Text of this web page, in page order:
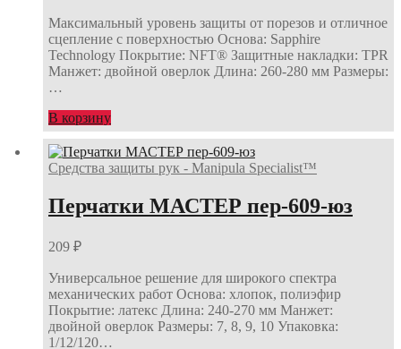
Максимальный уровень защиты от порезов и отличное
сцепление с поверхностью Основа: Sapphire
Technology Покрытие: NFT® Защитные накладки: TPR
Манжет: двойной оверлок Длина: 260-280 мм Размеры:
…
В корзину
Средства защиты рук - Manipula Specialist™
Перчатки МАСТЕР пер-609-юз
209 ₽
Универсальное решение для широкого спектра
механических работ Основа: хлопок, полиэфир
Покрытие: латекс Длина: 240-270 мм Манжет:
двойной оверлок Размеры: 7, 8, 9, 10 Упаковка:
1/12/120…